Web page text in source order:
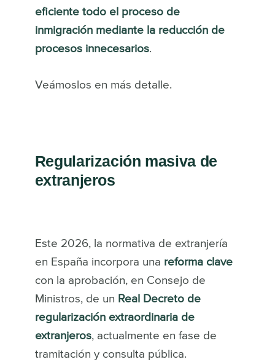
eficiente todo el proceso de
inmigración mediante la reducción de
procesos innecesarios.
Veámoslos en más detalle.
Regularización masiva de
extranjeros
Este 2026, la normativa de extranjería
en España incorpora una reforma clave
con la aprobación, en Consejo de
Ministros, de un Real Decreto de
regularización extraordinaria de
extranjeros, actualmente en fase de
tramitación y consulta pública.